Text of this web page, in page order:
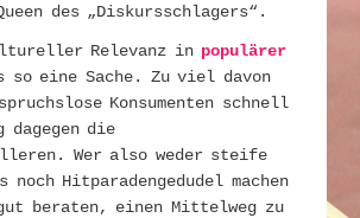
des „Diskursschlagers“.
Relevanz in populärer
so eine Sache. Zu viel davon
Konsumenten schnell
dagegen die
Wer also weder steife
noch Hitparadengedudel machen
beraten, einen Mittelweg zu